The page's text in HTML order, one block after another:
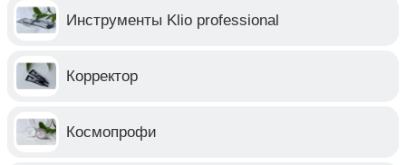
Инструменты Klio professional
Корректор
Космопрофи